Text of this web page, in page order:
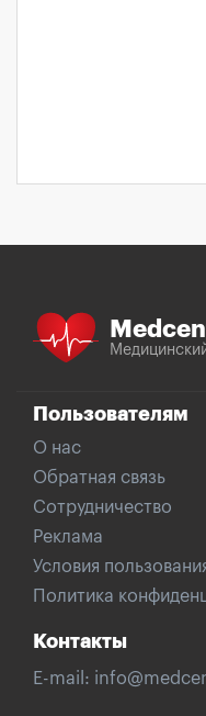
Пользователям
О нас
Обратная связь
Сотрудничество
Реклама
Условия
Политика
Контакты
E-mail: